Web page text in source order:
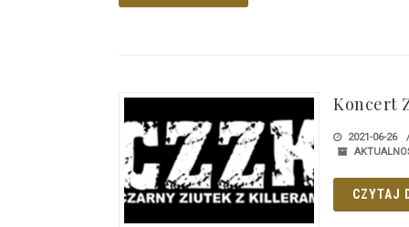
Koncert
2021-06-26
CZYTAJ